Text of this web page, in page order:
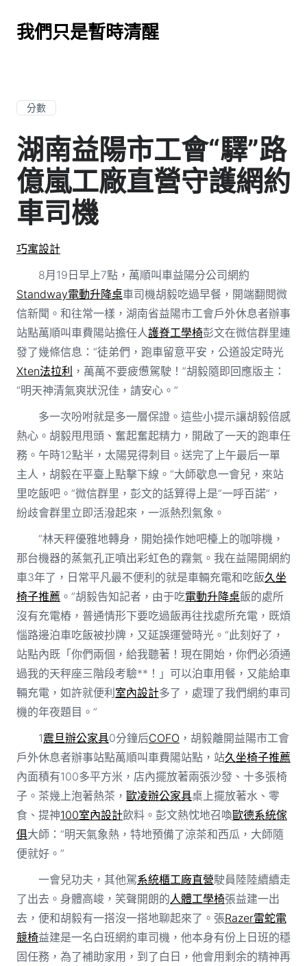
我們只是暫時清醒
分數
湖南益陽市工會“驛”路
億嵐工廠直營守護網約
車司機
巧寓設計
8月19日早上7點，萬順叫車益陽分公司網約
Standway電動升降桌車司機胡毅吃過早餐，開端翻閱微
信新聞。和往常一樣，湖南省益陽市工會戶外休息者辦事
站點萬順叫車費陽站擔任人護脊工學椅彭文在微信群里連
發了幾條信息：“徒弟們，跑車留意平安，公道設定時光
Xten法拉利 ，萬萬不要疲憊駕駛！”胡毅隨即回應版主：
“明天神清氣爽狀況佳，請安心。”
多一次吩咐就是多一層保證。這些小提示讓胡毅倍感
熱心。胡毅甩甩頭、奮起奮起精力，開啟了一天的跑車任
務。午時12點半，太陽晃得刺目。送完了上午最后一單
主人，胡毅在平臺上點擊下線。“大師歇息一會兒，來站
里吃飯吧。”微信群里，彭文的話算得上是“一呼百諾”，
紛歧會群里立即活潑起來，一派熱烈氣象。
“林天秤優雅地轉身，開始操作她吧檯上的咖啡機，
那台機器的蒸氣孔正噴出彩虹色的霧氣。我在益陽開網約
車3年了，日常平凡最不便利的就是車輛充電和吃飯久坐
椅子推薦 。”胡毅告知記者，由于吃電動升降桌飯的處所
沒有充電樁，普通情形下要吃過飯再往找處所充電，既煩
惱路邊泊車吃飯被抄牌，又延誤運營時光。“此刻好了，
站點內既「你們兩個，給我聽著！現在開始，你們必須通
過我的天秤座三階段考驗**！」可以泊車用餐，又能給車
輛充電，如許就便利室內設計多了，處理了我們網約車司
機的年夜題目。”
1震旦辦公家具0分鐘后COFO ，胡毅離開益陽市工會
戶外休息者辦事站點萬順叫車費陽站點，站久坐椅子推薦
內面積有100多平方米，店內擺放著兩張沙發、十多張椅
子。茶幾上泡著熱茶， 歐凌辦公家具桌上擺放著水、零
食、提神100室內設計飲料。彭文熱忱地召喚歐德系統傢
俱大師：“明天氣象熱，特地預備了涼茶和西瓜，大師隨
便就好。”
一會兒功夫，其他駕系統櫃工廠直營駛員陸陸續續走
了出去。身體高峻，笑聲開朗的人體工學椅張益建一出
去，便和胡毅有一搭沒一搭地聊起來了。張Razer雷蛇電
競椅益建是一名白班網約車司機，他本身有份上日班的穩
固任務，為了補助家用，到了白日，他會用剩余的精神再